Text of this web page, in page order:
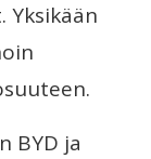
BYD ja